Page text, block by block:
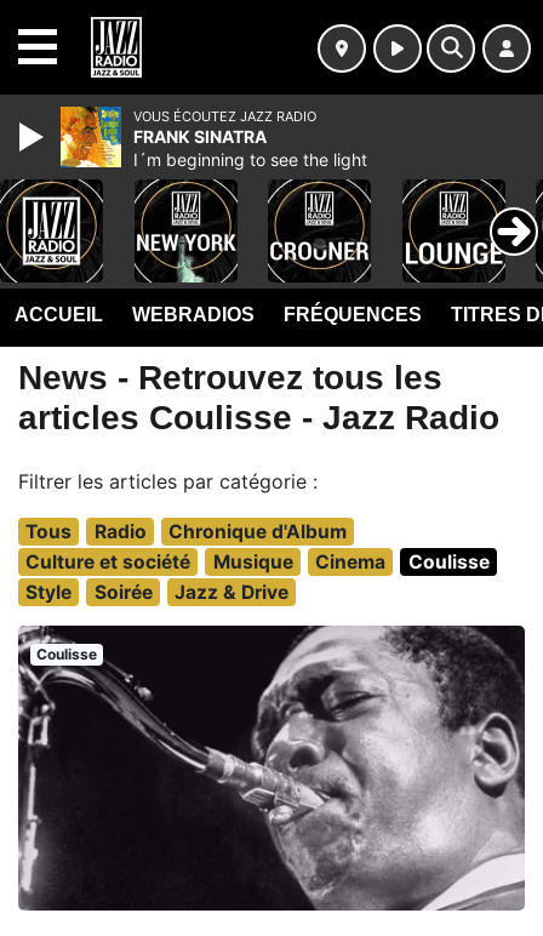
ACCUEIL WEBRADIOS FRÉQUENCES TITRES
News - Retrouvez tous les
articles Coulisse - Jazz Radio
Filtrer les articles par catégorie :
Tous Radio
Chronique d'Album
Culture et société
Musique Cinema
Coulisse
Style
Soirée Jazz & Drive
Coulisse
VOUS ÉCOUTEZ JAZZ RADIO
FRANK SINATRA
I´m beginning to see the light